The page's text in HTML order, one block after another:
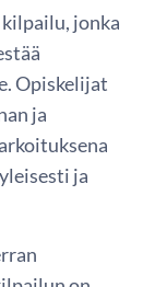
jonka
Opiskelijat
ja
ja